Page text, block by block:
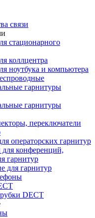
связи
стационарного
коллцентра
ноутбука и компьютера
гарнитуры
гарнитуры
переключатели
операторских гарнитур
конференций,
гарнитур
для гарнитур
DECT